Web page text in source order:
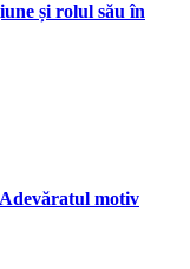
și rolul său în
motiv